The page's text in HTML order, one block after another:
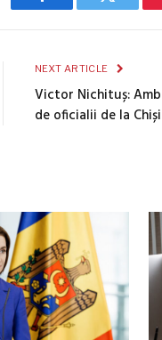
Facebook Twitter
NEXT ARTICLE
Victor Nichituș:
de oficialii de la